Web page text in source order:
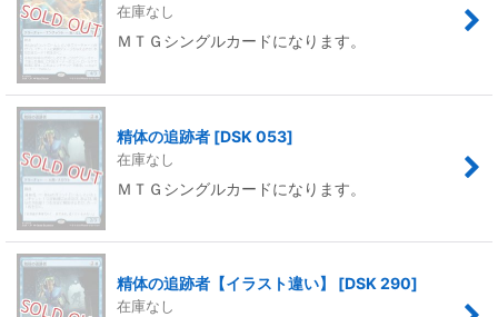
在庫なし
ＭＴＧシングルカードになります。
精体の追跡者 [DSK 053]
在庫なし
ＭＴＧシングルカードになります。
精体の追跡者【イラスト違い】 [DSK 290]
在庫なし